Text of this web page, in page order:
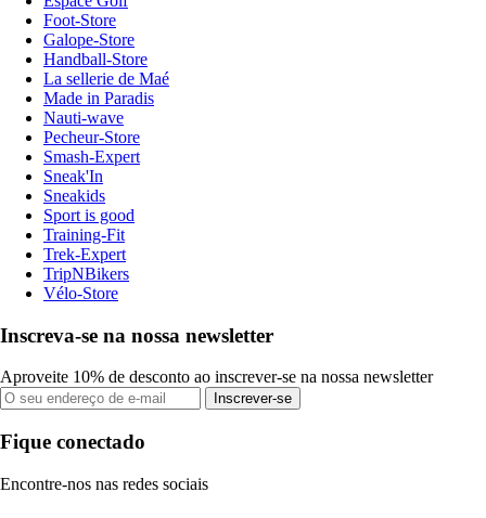
Foot-Store
Galope-Store
Handball-Store
La sellerie de Maé
Made in Paradis
Nauti-wave
Pecheur-Store
Smash-Expert
Sneak'In
Sneakids
Sport is good
Training-Fit
Trek-Expert
TripNBikers
Vélo-Store
Inscreva-se na nossa newsletter
Aproveite 10% de desconto ao inscrever-se na nossa newsletter
Inscrever-se
Fique conectado
Encontre-nos nas redes sociais